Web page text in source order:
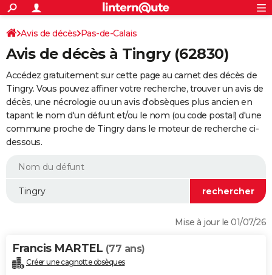
ACTUALITÉS
Politique
Société
Faits Divers
Education
Monde
Villes
+
SPORT
Coupe du monde 2026
Football
Tennis
Cyclisme
Rugby
Forum
Programme TV
TNT
Streaming
Cinéma
Sorties cinéma
Musique
+
FINANCE
Retraite
Epargne
Immobilier
Risques naturels par ville
Assurance
AUTO
Essais
Réserver un essai
Citadines
Berlines
SUV
Forum auto
+
HIGH-TECH
BRICOLAGE
WEEK-END
Alimentation
Guide de la santé
Maladies
Médicaments
Sommeil
VOYAGE
S'inscrire
Connexion
Avis de décès Pas-de-Calais
Avis de décès à Tingry (62830)
Accédez gratuitement sur cette page au carnet des décès de
Tingry. Vous pouvez affiner votre recherche, trouver un avis de
décès, une nécrologie ou un avis d'obsèques plus ancien en
tapant le nom d'un défunt et/ou le nom (ou code postal) d'une
commune proche de Tingry dans le moteur de recherche ci-
dessous.
Mise à jour le 01/07/26
Francis MARTEL (77 ans)
Créer une cagnotte obsèques